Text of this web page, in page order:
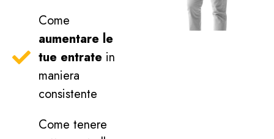
Come
aumentare le
tue entrate in
maniera
consistente
Come tenere